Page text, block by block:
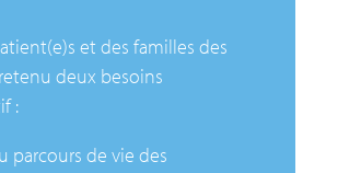
et des familles des
deux besoins
:
parcours de vie des